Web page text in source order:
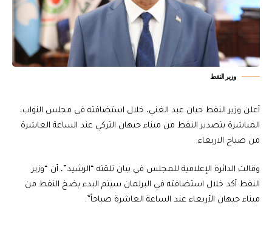
وزير النفط
أعلن وزير النفط حيان عبد الغني، خلال استضافته في مجلس النواب،
المباشرة بتصدير النفط من ميناء جيهان التركي عند الساعة العاشرة
من صباح الاربعاء.
وقالت الدائرة الإعلامية للمجلس في بيان تلقته “الرشيد”، أن “وزير
النفط أكد خلال استضافته في البرلمان سيتم البدء بضخ النفط من
ميناء جيهان الأربعاء عند الساعة العاشرة صباحاً”.